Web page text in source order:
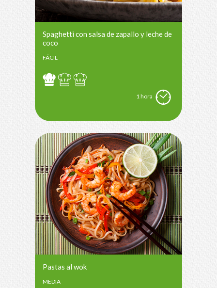
Spaghetti con salsa de zapallo y leche de
coco
FÁCIL
1 hora
Pastas al wok
MEDIA